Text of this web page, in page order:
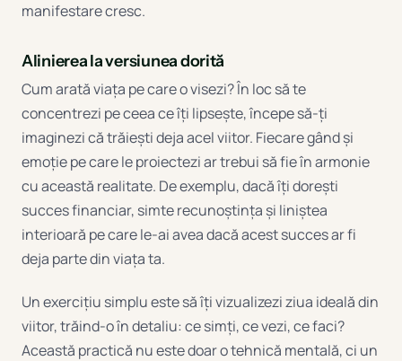
manifestare cresc.
Alinierea la versiunea dorită
Cum arată viața pe care o visezi? În loc să te
concentrezi pe ceea ce îți lipsește, începe să-ți
imaginezi că trăiești deja acel viitor. Fiecare gând și
emoție pe care le proiectezi ar trebui să fie în armonie
cu această realitate. De exemplu, dacă îți dorești
succes financiar, simte recunoștința și liniștea
interioară pe care le-ai avea dacă acest succes ar fi
deja parte din viața ta.
Un exercițiu simplu este să îți vizualizezi ziua ideală din
viitor, trăind-o în detaliu: ce simți, ce vezi, ce faci?
Această practică nu este doar o tehnică mentală, ci un